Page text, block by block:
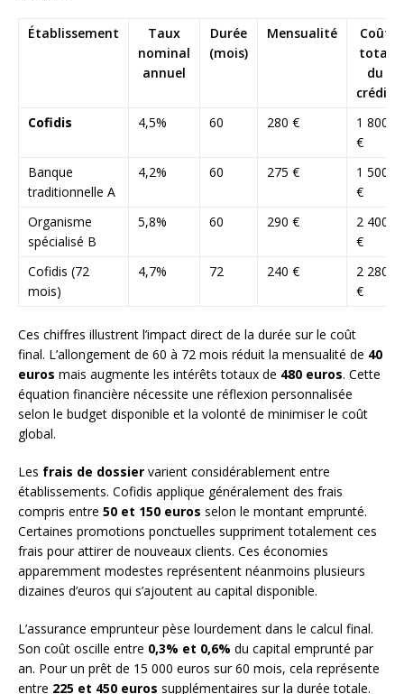
Établissement
Taux
nominal
annuel
Durée
(mois)
Mensualité
Coût
total
du
crédit
Cofidis
4,5% 60 280 €
1 800
€
Banque
traditionnelle A
4,2% 60 275 €
1 500
€
Organisme
spécialisé B
5,8% 60 290 €
2 400
€
Cofidis (72
mois)
4,7% 72 240 €
2 280
€
Ces chiffres illustrent l’impact direct de la durée sur le coût
final. L’allongement de 60 à 72 mois réduit la mensualité de 40
euros mais augmente les intérêts totaux de 480 euros. Cette
équation financière nécessite une réflexion personnalisée
selon le budget disponible et la volonté de minimiser le coût
global.
Les frais de dossier varient considérablement entre
établissements. Cofidis applique généralement des frais
compris entre 50 et 150 euros selon le montant emprunté.
Certaines promotions ponctuelles suppriment totalement ces
frais pour attirer de nouveaux clients. Ces économies
apparemment modestes représentent néanmoins plusieurs
dizaines d’euros qui s’ajoutent au capital disponible.
L’assurance emprunteur pèse lourdement dans le calcul final.
Son coût oscille entre 0,3% et 0,6% du capital emprunté par
an. Pour un prêt de 15 000 euros sur 60 mois, cela représente
entre 225 et 450 euros supplémentaires sur la durée totale.